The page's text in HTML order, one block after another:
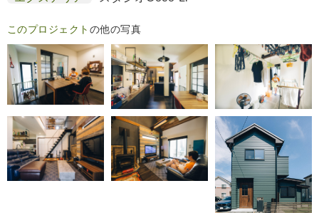
このプロジェクト の他の写真